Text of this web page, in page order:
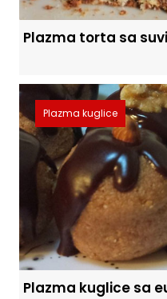
Plazma torta sa
Plazma kuglice
Plazma kuglice sa